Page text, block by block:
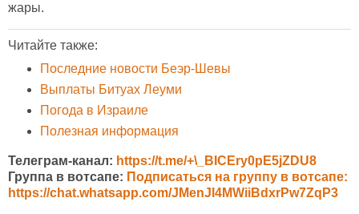
жары.
Читайте также:
Последние новости Беэр-Шевы
Выплаты Битуах Леуми
Погода в Израиле
Полезная информация
Телеграм-канал: https://t.me/+\_BICEry0pE5jZDU8
Группа в вотсапе: Подписаться на группу в вотсапе:
https://chat.whatsapp.com/JMenJl4MWiiBdxrPw7ZqP3